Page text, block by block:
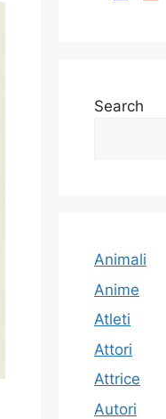
Search
Animali
Anime
Atleti
Attori
Attrice
Autori